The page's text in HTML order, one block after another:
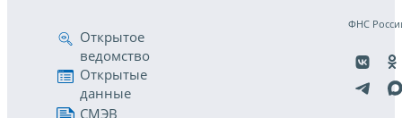
Открытое
ведомство
Открытые
данные
СМЭВ
ФНС